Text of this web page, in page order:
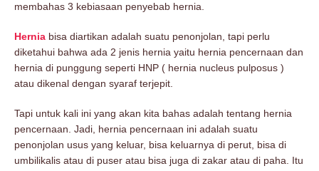
membahas 3 kebiasaan penyebab hernia.
Hernia bisa diartikan adalah suatu penonjolan, tapi perlu
diketahui bahwa ada 2 jenis hernia yaitu hernia pencernaan dan
hernia di punggung seperti HNP ( hernia nucleus pulposus )
atau dikenal dengan syaraf terjepit.
Tapi untuk kali ini yang akan kita bahas adalah tentang hernia
pencernaan. Jadi, hernia pencernaan ini adalah suatu
penonjolan usus yang keluar, bisa keluarnya di perut, bisa di
umbilikalis atau di puser atau bisa juga di zakar atau di paha. Itu